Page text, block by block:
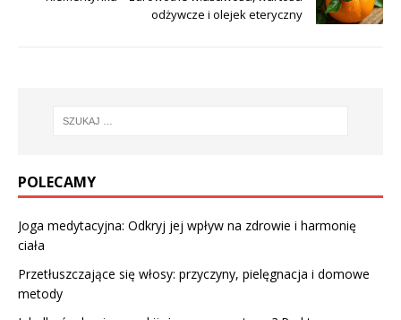
odżywcze i olejek eteryczny
POLECAMY
Joga medytacyjna: Odkryj jej wpływ na zdrowie i harmonię
ciała
Przetłuszczające się włosy: przyczyny, pielęgnacja i domowe
metody